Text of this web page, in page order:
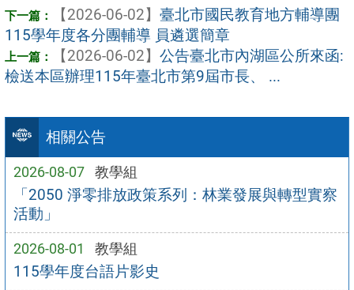
相關公告
2026-08-07 教學組
「2050 淨零排放政策系列：林業發展與轉型實察
活動」
2026-08-01 教學組
115學年度台語片影史
【2026-06-02】 臺北市國民教育地方輔導團
115學年度各分團輔導 員遴選簡章
【2026-06-02】 公告臺北市內湖區公所來函:
檢送本區辦理115年臺北市第9屆市長、 ...